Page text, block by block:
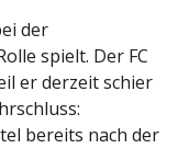
der
spielt. Der FC
er derzeit schier
bereits nach der